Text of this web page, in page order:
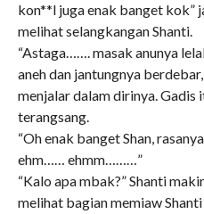
kon**l juga enak banget kok”
melihat selangkangan Shanti.
“Astaga……. masak anunya
aneh dan jantungnya
menjalar dalam dirinya.
terangsang.
“Oh enak banget Shan,
ehm…… ehmm………”
“Kalo apa mbak?” Shanti
melihat bagian memiaw